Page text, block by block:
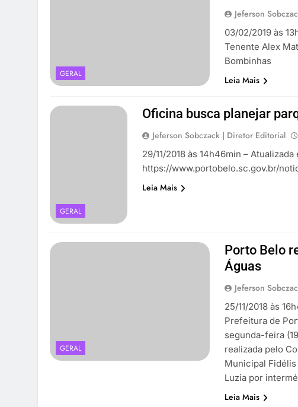
GERAL
Jeferson
03/02/2019 às
Tenente Alex
Bombinhas
Leia Mais
GERAL
Oficina busca planejar
Jeferson Sobczack | Diretor Editorial
29/11/2018 às 14h46min –
https://www.portobelo.sc.gov.br/
Leia Mais
GERAL
Porto Belo
Águas
Jeferson
25/11/2018 às
Prefeitura de
segunda-feira
realizada pelo
Municipal
Luzia por
Leia Mais